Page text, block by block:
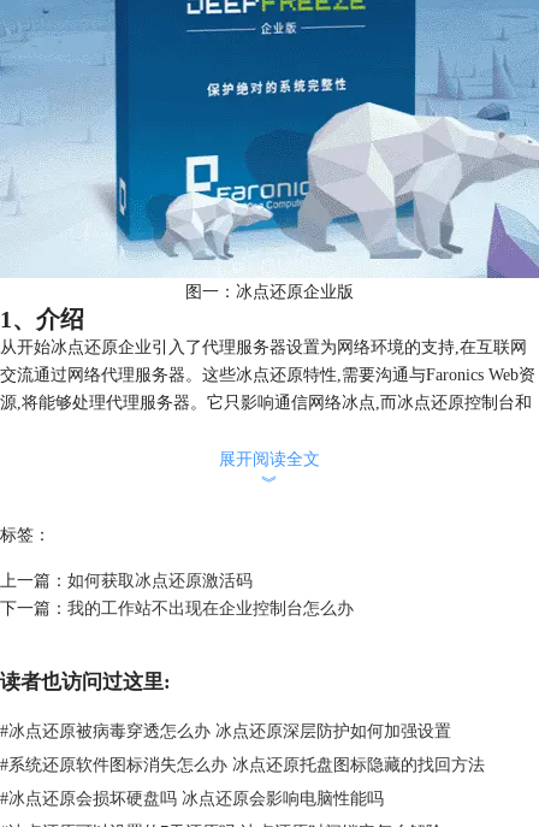
图一：冰点还原企业版
1、介绍
从开始冰点还原企业引入了代理服务器设置为网络环境的支持,在互联网
交流通过网络代理服务器。这些冰点还原特性,需要沟通与Faronics Web资
源,将能够处理代理服务器。它只影响通信网络冰点,而冰点还原控制台和
网。因此冰点还原支持转发(本地)代理服务器设置以及公共代理服务器。
2、冰点还原企业中代理服务器配置控制台
代理服务器。它将显式地使用这些设置无视代理设置,这可能是配置在系
统的局域网配置(Internet选项设置)。
当代理服务器中配置冰点还原控制台,控制台将使用代理配置的以下特点:
——公告
许可自动激活控制台服务器服务,支持的服务器服务将使用代理设置配置
在其本地控制台。设置为远程控制台,控制台和服务器服务是运行在不同
的计算机,它仍然需要使用本地控制台设置代理服务器配置电脑。代理服
展开阅读全文
︾
标签：
上一篇： 如何获取冰点还原激活码
下一篇： 我的工作站不出现在企业控制台怎么办
读者也访问过这里:
#冰点还原被病毒穿透怎么办 冰点还原深层防护如何加强设置
#系统还原软件图标消失怎么办 冰点还原托盘图标隐藏的找回方法
#冰点还原会损坏硬盘吗 冰点还原会影响电脑性能吗